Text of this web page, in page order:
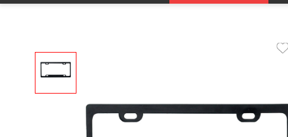
Hogar y jardín
Deportes y ocio
Animales y mascotas
Ferretería y autos
Ropa, calzado y accesorios